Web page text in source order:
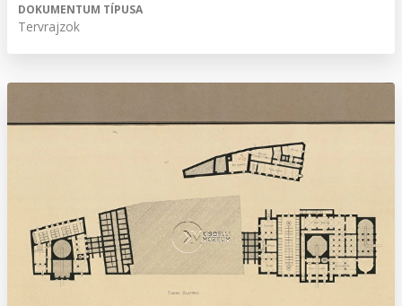
DOKUMENTUM TÍPUSA
Tervrajzok